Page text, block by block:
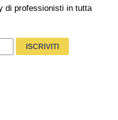
di professionisti in tutta
ISCRIVITI